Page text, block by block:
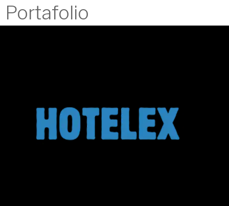
Portafolio